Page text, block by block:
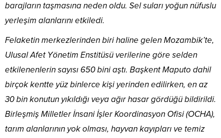
barajların taşmasına neden oldu. Sel suları yoğun nüfuslu
yerleşim alanlarını etkiledi.
Felaketin merkezlerinden biri haline gelen Mozambik’te,
Ulusal Afet Yönetim Enstitüsü verilerine göre selden
etkilenenlerin sayısı 650 bini aştı. Başkent Maputo dahil
birçok kentte yüz binlerce kişi yerinden edilirken, en az
30 bin konutun yıkıldığı veya ağır hasar gördüğü bildirildi.
Birleşmiş Milletler İnsani İşler Koordinasyon Ofisi (OCHA),
tarım alanlarının yok olması, hayvan kayıpları ve temiz